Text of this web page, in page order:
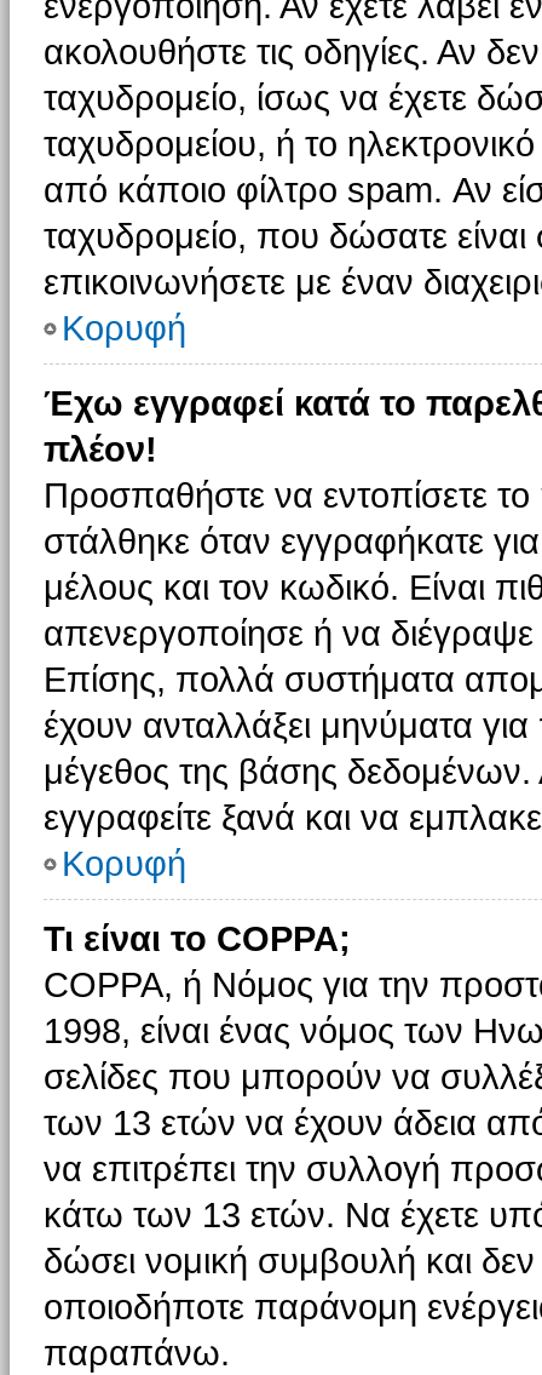
ακολουθήστε τις οδηγίες. Αν
ταχυδρομείο, ίσως να έχετε
ταχυδρομείου, ή το
από κάποιο φίλτρο spam. Αν
ταχυδρομείο, που δώσατε
επικοινωνήσετε με έναν
Κορυφή
Έχω εγγραφεί κατά το
πλέον!
Προσπαθήστε να εντοπίσετε
στάλθηκε όταν εγγραφήκατε
μέλους και τον κωδικό. Είναι
απενεργοποίησε ή να
Επίσης, πολλά συστήματα
έχουν ανταλλάξει μηνύματα
μέγεθος της βάσης
εγγραφείτε ξανά και να
Κορυφή
Τι είναι το COPPA;
COPPA, ή Νόμος για την
1998, είναι ένας νόμος των
σελίδες που μπορούν να
των 13 ετών να έχουν άδεια
να επιτρέπει την συλλογή
κάτω των 13 ετών. Να έχετε
δώσει νομική συμβουλή και δεν
οποιοδήποτε παράνομη
παραπάνω.